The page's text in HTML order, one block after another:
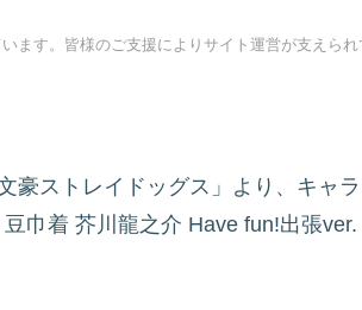
す。皆様のご支援によりサイト運営が支えられ
豪ストレイドッグス」より、キャ
巾着 芥川龍之介 Have fun!出張ver.